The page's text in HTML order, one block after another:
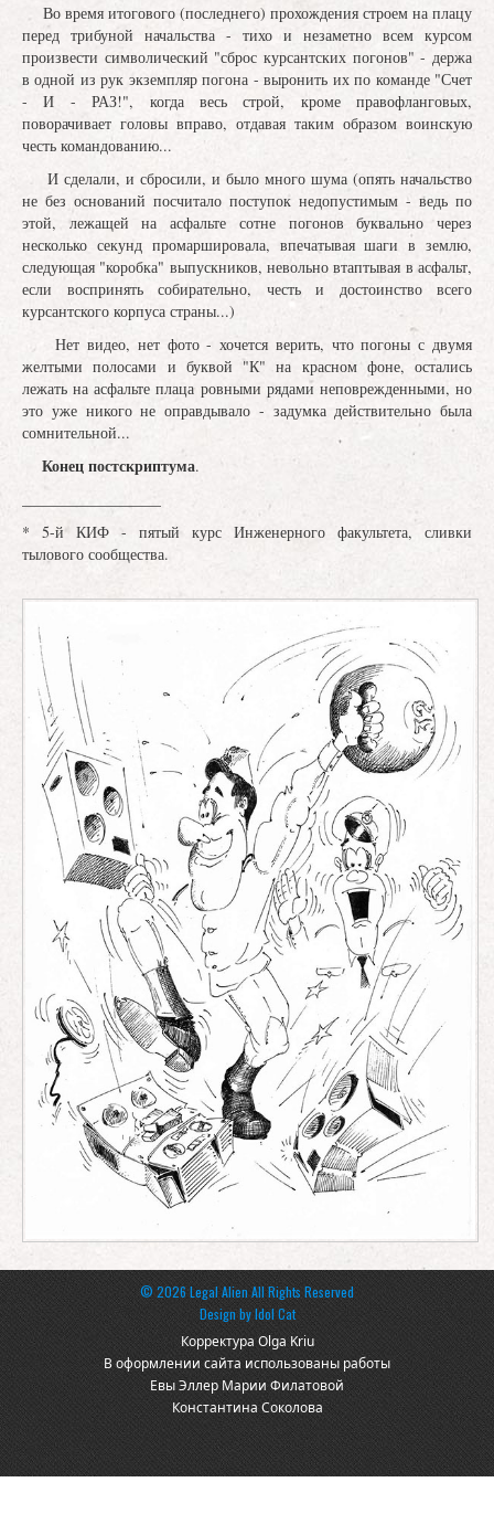
Во время итогового (последнего) прохождения строем на плацу
перед трибуной начальства - тихо и незаметно всем курсом
произвести символический "сброс курсантских погонов" - держа
в одной из рук экземпляр погона - выронить их по команде "Счет
- И - РАЗ!", когда весь строй, кроме правофланговых,
поворачивает головы вправо, отдавая таким образом воинскую
честь командованию...
И сделали, и сбросили, и было много шума (опять начальство
не без оснований посчитало поступок недопустимым - ведь по
этой, лежащей на асфальте сотне погонов буквально через
несколько секунд промаршировала, впечатывая шаги в землю,
следующая "коробка" выпускников, невольно втаптывая в асфальт,
если воспринять собирательно, честь и достоинство всего
курсантского корпуса страны...)
Нет видео, нет фото - хочется верить, что погоны с двумя
желтыми полосами и буквой "К" на красном фоне, остались
лежать на асфальте плаца ровными рядами неповрежденными, но
это уже никого не оправдывало - задумка действительно была
сомнительной...
Конец постскриптума.
* 5-й КИФ - пятый курс Инженерного факультета, сливки
тылового сообщества.
© 2026 Legal Alien All Rights Reserved
Design byIdol Cat
Корректура Olga Kriu
В оформлении сайта использованы работы
Евы Эллер Марии Филатовой
Константина Соколова